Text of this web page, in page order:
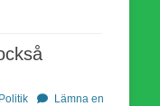
Lämna en